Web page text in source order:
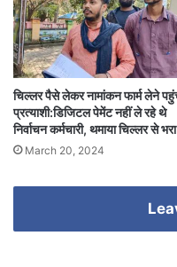
चिल्लर पैसे लेकर नामांकन फार्म लेने
प्रत्याशी:डिजिटल पेमेंट नहीं ले रहे थे
निर्वाचन कर्मचारी, थमाया चिल्लर से
March 20, 2024